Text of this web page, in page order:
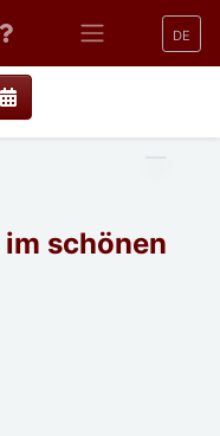
DE
schönen